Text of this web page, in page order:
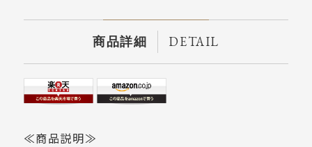
商品詳細 DETAIL
≪商品説明≫